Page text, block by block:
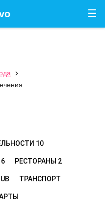
☰

10
6 РЕСТОРАНЫ 2
ТРАНСПОРТ